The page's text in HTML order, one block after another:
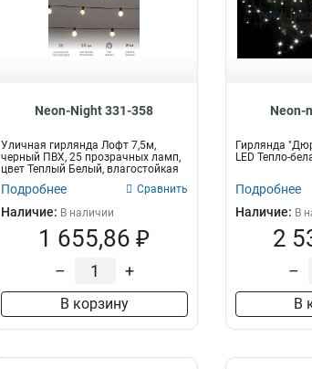
Neon-Night 331-358
Уличная гирлянда Лофт 7,5м,
черный ПВХ, 25 прозрачных ламп,
цвет Теплый Белый, влагостойкая
Подробнее Сравнить
Наличие: В наличии
1 655,86 ₽
– +
В корзину
Neon-
Гирлянда
LED Тепло-
Подробнее
Наличие: В
2
–
В